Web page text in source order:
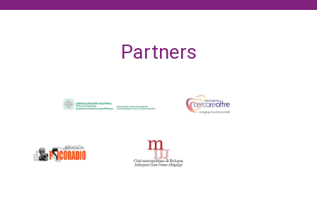
Partners